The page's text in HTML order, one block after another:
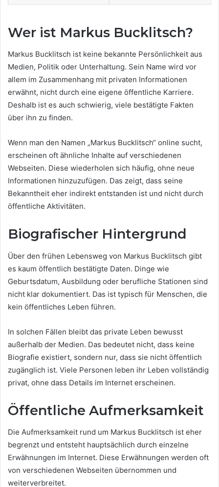
Wer ist Markus Bucklitsch?
Markus Bucklitsch ist keine bekannte Persönlichkeit aus
Medien, Politik oder Unterhaltung. Sein Name wird vor
allem im Zusammenhang mit privaten Informationen
erwähnt, nicht durch eine eigene öffentliche Karriere.
Deshalb ist es auch schwierig, viele bestätigte Fakten
über ihn zu finden.
Wenn man den Namen „Markus Bucklitsch“ online sucht,
erscheinen oft ähnliche Inhalte auf verschiedenen
Webseiten. Diese wiederholen sich häufig, ohne neue
Informationen hinzuzufügen. Das zeigt, dass seine
Bekanntheit eher indirekt entstanden ist und nicht durch
öffentliche Aktivitäten.
Biografischer Hintergrund
Über den frühen Lebensweg von Markus Bucklitsch gibt
es kaum öffentlich bestätigte Daten. Dinge wie
Geburtsdatum, Ausbildung oder berufliche Stationen sind
nicht klar dokumentiert. Das ist typisch für Menschen, die
kein öffentliches Leben führen.
In solchen Fällen bleibt das private Leben bewusst
außerhalb der Medien. Das bedeutet nicht, dass keine
Biografie existiert, sondern nur, dass sie nicht öffentlich
zugänglich ist. Viele Personen leben ihr Leben vollständig
privat, ohne dass Details im Internet erscheinen.
Öffentliche Aufmerksamkeit
Die Aufmerksamkeit rund um Markus Bucklitsch ist eher
begrenzt und entsteht hauptsächlich durch einzelne
Erwähnungen im Internet. Diese Erwähnungen werden oft
von verschiedenen Webseiten übernommen und
weiterverbreitet.